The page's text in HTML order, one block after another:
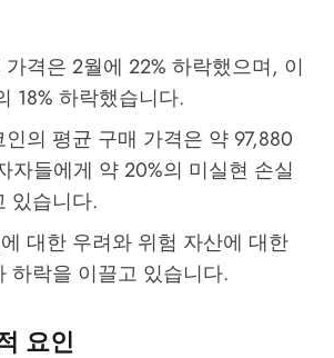
격은 2월에 22% 하락했으며, 이
18% 하락했습니다.
의 평균 구매 가격은 약 97,880
자들에게 약 20%의 미실현 손실
있습니다.
대한 우려와 위험 자산에 대한
하락을 이끌고 있습니다.
요인